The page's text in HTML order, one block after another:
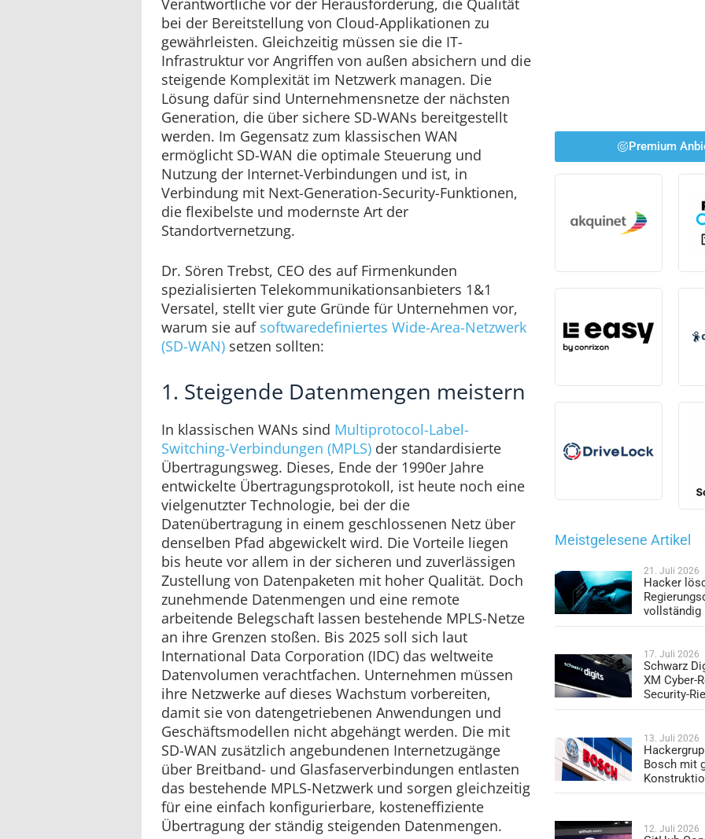
Verantwortliche vor der Herausforderung, die Qualität
bei der Bereitstellung von Cloud-Applikationen zu
gewährleisten. Gleichzeitig müssen sie die IT-
Infrastruktur vor Angriffen von außen absichern und die
steigende Komplexität im Netzwerk managen. Die
Lösung dafür sind Unternehmensnetze der nächsten
Generation, die über sichere SD-WANs bereitgestellt
werden. Im Gegensatz zum klassischen WAN
ermöglicht SD-WAN die optimale Steuerung und
Nutzung der Internet-Verbindungen und ist, in
Verbindung mit Next-Generation-Security-Funktionen,
die flexibelste und modernste Art der
Standortvernetzung.
Dr. Sören Trebst, CEO des auf Firmenkunden
spezialisierten Telekommunikationsanbieters 1&1
Versatel, stellt vier gute Gründe für Unternehmen vor,
warum sie auf softwaredefiniertes Wide-Area-Netzwerk
(SD-WAN) setzen sollten:
1. Steigende Datenmengen meistern
In klassischen WANs sind Multiprotocol-Label-
Switching-Verbindungen (MPLS) der standardisierte
Übertragungsweg. Dieses, Ende der 1990er Jahre
entwickelte Übertragungsprotokoll, ist heute noch eine
vielgenutzter Technologie, bei der die
Datenübertragung in einem geschlossenen Netz über
denselben Pfad abgewickelt wird. Die Vorteile liegen
bis heute vor allem in der sicheren und zuverlässigen
Zustellung von Datenpaketen mit hoher Qualität. Doch
zunehmende Datenmengen und eine remote
arbeitende Belegschaft lassen bestehende MPLS-Netze
an ihre Grenzen stoßen. Bis 2025 soll sich laut
International Data Corporation (IDC) das weltweite
Datenvolumen verachtfachen. Unternehmen müssen
ihre Netzwerke auf dieses Wachstum vorbereiten,
damit sie von datengetriebenen Anwendungen und
Geschäftsmodellen nicht abgehängt werden. Die mit
SD-WAN zusätzlich angebundenen Internetzugänge
über Breitband- und Glasfaserverbindungen entlasten
das bestehende MPLS-Netzwerk und sorgen gleichzeitig
für eine einfach konfigurierbare, kosteneffiziente
Übertragung der ständig steigenden Datenmengen.
Premium
Meistgelesene Artikel
21. Juli 2026
Hacker
vollständig
17. Juli 2026
Schwarz
XM Cyber-
Security-
13. Juli 2026
Bosch mit
12. Juli 2026